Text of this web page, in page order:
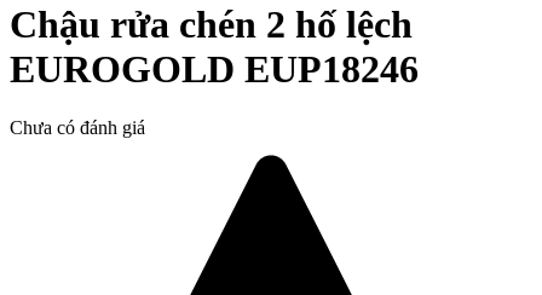
Chậu rửa chén 2 hố lệch
EUROGOLD EUP18246
Chưa có đánh giá